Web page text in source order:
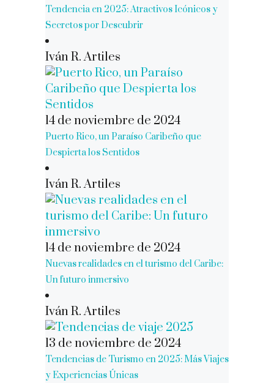
Tendencia en 2025: Atractivos Icónicos y
Secretos por Descubrir
Iván R. Artiles
14 de noviembre de 2024
Puerto Rico, un Paraíso Caribeño que
Despierta los Sentidos
Iván R. Artiles
14 de noviembre de 2024
Nuevas realidades en el turismo del Caribe:
Un futuro inmersivo
Iván R. Artiles
13 de noviembre de 2024
Tendencias de Turismo en 2025: Más Viajes
y Experiencias Únicas